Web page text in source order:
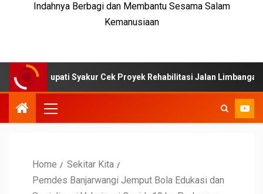
Indahnya Berbagi dan Membantu Sesama Salam
Kemanusiaan
Syakur Cek Proyek Rehabilitasi Jalan Limbangan–Selaawi
Home
Sekitar Kita
Pemdes Banjarwangi Jemput Bola Edukasi dan